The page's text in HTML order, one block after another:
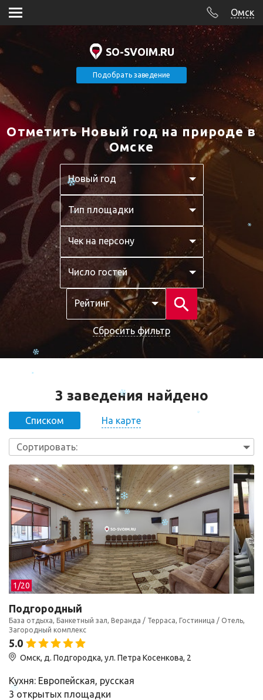
Омск
SO-SVOIM.RU
Подобрать заведение
Отметить Новый год на природе в
Омске
Новый год
Тип площадки
Чек на персону
Число гостей
Рейтинг
Сбросить фильтр
3 заведения найдено
Списком На карте
Сортировать:
1/20
Подгородный
База отдыха, Банкетный зал, Веранда / Терраса, Гостиница / Отель,
Загородный комплекс
5.0
Омск, д. Подгородка, ул. Петра Косенкова, 2
Кухня: Европейская, русская
3 открытых площадки